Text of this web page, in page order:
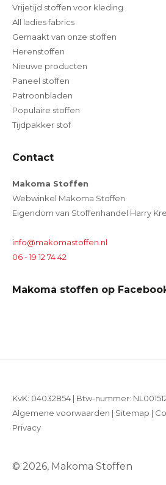
Vrijetijd stoffen voor kleding
All ladies fabrics
Gemaakt van onze stoffen
Herenstoffen
Nieuwe producten
Paneel stoffen
Patroonbladen
Populaire stoffen
Tijdpakker stof
Contact
Makoma Stoffen
Webwinkel Makoma Stoffen
Eigendom van Stoffenhandel Harry
info@makomastoffen.nl
06 - 19 12 74 42
Makoma stoffen op
© 2026, Makoma Stoffen
KvK: 04032854 | Btw-nummer:
Algemene voorwaarden | Sitemap |
Privacy